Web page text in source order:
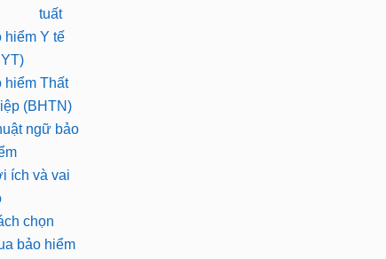
tuất
hiểm Y tế
hiểm Thất
(BHTN)
ngữ bảo
ích và vai
chọn
bảo hiểm